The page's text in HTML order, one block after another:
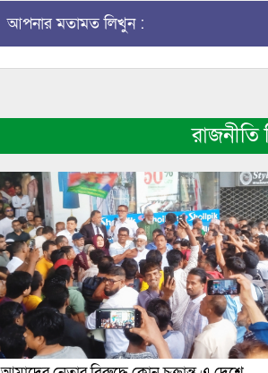
আপনার মতামত লিখুন :